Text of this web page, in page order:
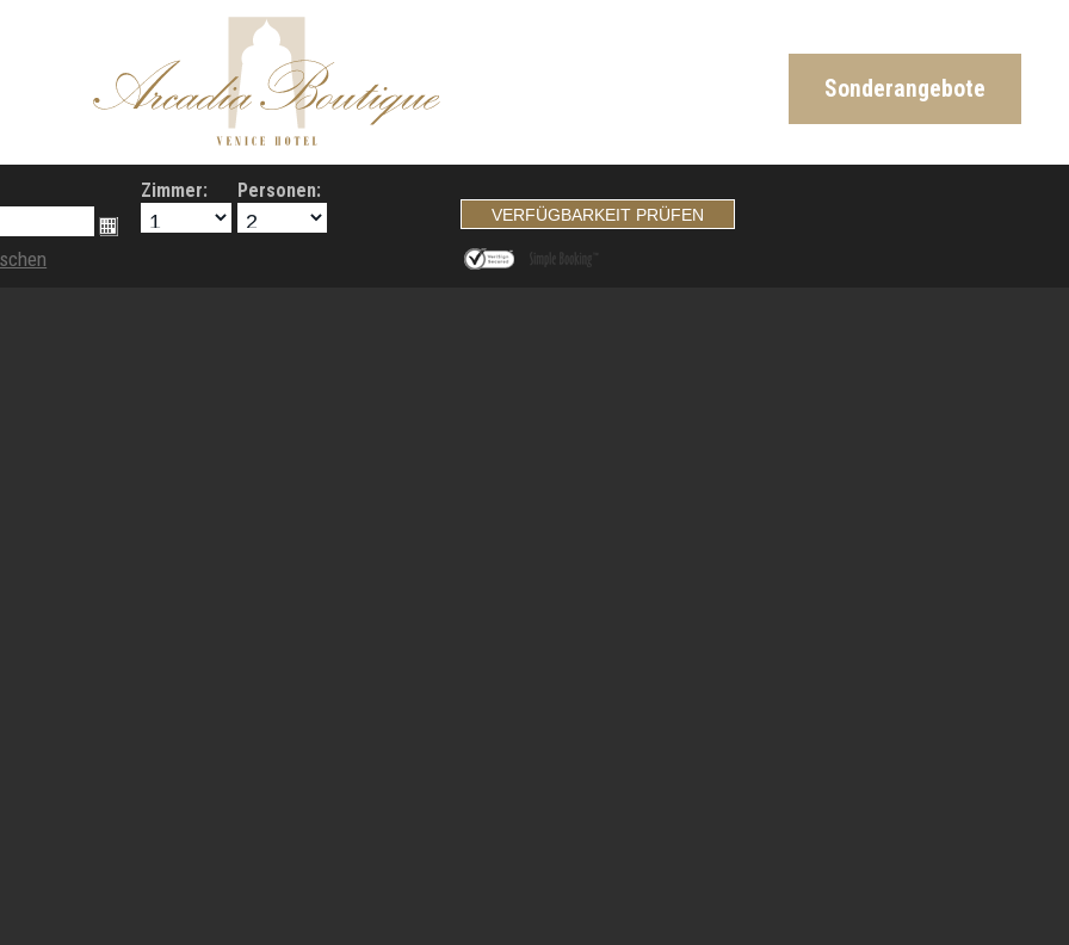
Sonderangebote
Zimmer: Personen: